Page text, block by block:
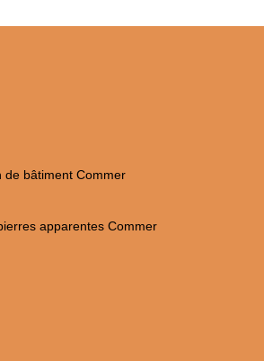
de bâtiment Commer
apparentes Commer